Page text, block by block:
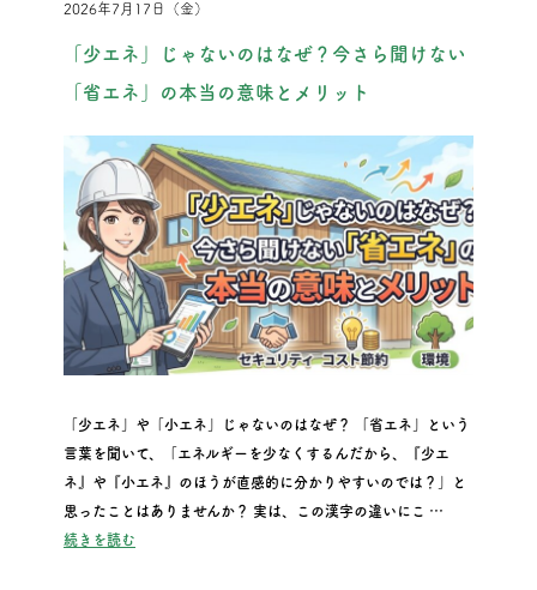
2026年7月17日（金）
「少エネ」じゃないのはなぜ？今さら聞けない
「省エネ」の本当の意味とメリット
「少エネ」や「小エネ」じゃないのはなぜ？ 「省エネ」という
言葉を聞いて、「エネルギーを少なくするんだから、『少エ
ネ』や『小エネ』のほうが直感的に分かりやすいのでは？」と
思ったことはありませんか？ 実は、この漢字の違いにこ …
続きを読む“「少エネ」じゃないのはなぜ？今さら聞けない「省エネ」の